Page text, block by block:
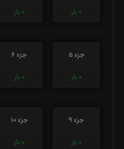
0 بار
0 بار
جزء 5
0 بار
جزء 6
0 بار
جزء 9
0 بار
جزء 10
0 بار